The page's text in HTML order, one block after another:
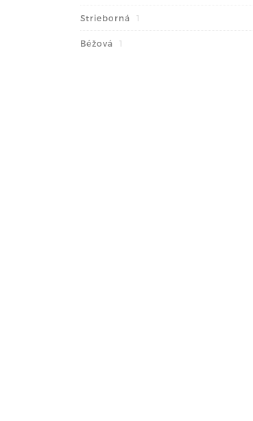
Strieborná 1
Béžová 1